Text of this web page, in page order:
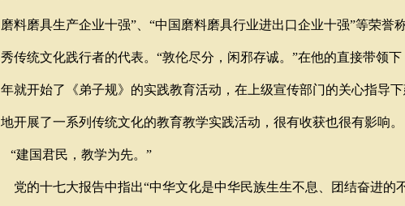
磨料磨具生产企业十强”、“中国磨料磨具行业进出口企业十强”等荣誉
秀传统文化践行者的代表。“敦伦尽分，闲邪存诚。”在他的直接带领
年就开始了《弟子规》的实践教育活动，在上级宣传部门的关心指导
地开展了一系列传统文化的教育教学实践活动，很有收获也很有影响。
“建国君民，教学为先。”
党的十七大报告中指出“中华文化是中华民族生生不息、团结奋进的